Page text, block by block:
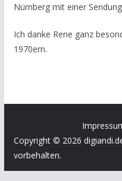
Nürnberg mit einer
Ich danke Rene ganz
1970ern.
Copyright © 2026
vorbehalten.